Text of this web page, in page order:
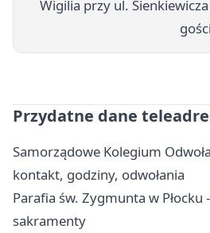
Wigilia przy ul.
Przydatne dane
Samorządowe Kolegium
kontakt, godziny, odwołania
Parafia św. Zygmunta w Płocku
sakramenty